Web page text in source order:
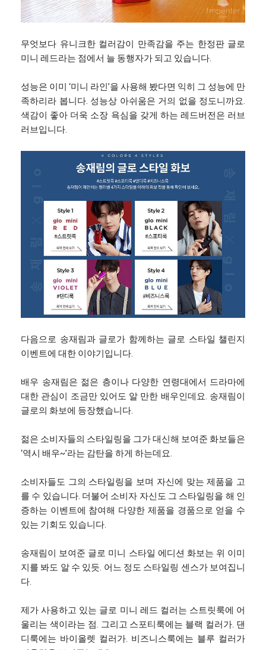
무엇보다 유니크한 컬러감이 만족감을 주는 한정판 글로
미니 레드라는 점에서 늘 동행자가 되고 있습니다.
성능은 이미 ‘미니 라인’을 사용해 봤다면 익히 그 성능에 만
족하리라 봅니다. 성능상 아쉬움은 거의 없을 정도니까요.
색감이 좋아 더욱 소장 욕심을 갖게 하는 레드버전은 러브
러브입니다.
다음으로 송재림과 글로가 함께하는 글로 스타일 챌린지
이벤트에 대한 이야기입니다.
배우 송재림은 젊은 층이나 다양한 연령대에서 드라마에
대한 관심이 조금만 있어도 알 만한 배우인데요. 송재림이
글로의 화보에 등장했습니다.
젊은 소비자들의 스타일링을 그가 대신해 보여준 화보들은
‘역시 배우~’라는 감탄을 하게 하는데요.
소비자들도 그의 스타일링을 보며 자신에 맞는 제품을 고
를 수 있습니다. 더불어 소비자 자신도 그 스타일링을 해 인
증하는 이벤트에 참여해 다양한 제품을 경품으로 얻을 수
있는 기회도 있습니다.
송재림이 보여준 글로 미니 스타일 에디션 화보는 위 이미
지를 봐도 알 수 있듯. 어느 정도 스타일링 센스가 보여집니
다.
제가 사용하고 있는 글로 미니 레드 컬러는 스트릿룩에 어
울리는 색이라는 점. 그리고 스포티룩에는 블랙 컬러가. 댄
디룩에는 바이올렛 컬러가. 비즈니스룩에는 블루 컬러가